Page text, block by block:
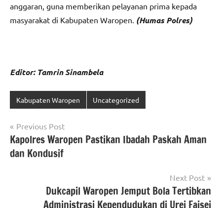
anggaran, guna memberikan pelayanan prima kepada
masyarakat di Kabupaten Waropen. (Humas Polres)
Editor: Tamrin Sinambela
Kabupaten Waropen Uncategorized
Navigasi
pos
Previous Post
Kapolres Waropen Pastikan Ibadah Paskah Aman
dan Kondusif
Next Post
Dukcapil Waropen Jemput Bola Tertibkan
Administrasi Kependudukan di Urei Faisei